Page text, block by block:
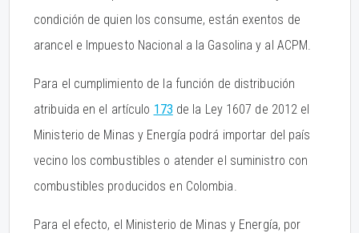
condición de quien los consume, están exentos de
arancel e Impuesto Nacional a la Gasolina y al ACPM.
Para el cumplimiento de la función de distribución
atribuida en el artículo 173 de la Ley 1607 de 2012 el
Ministerio de Minas y Energía podrá importar del país
vecino los combustibles o atender el suministro con
combustibles producidos en Colombia.
Para el efecto, el Ministerio de Minas y Energía, por